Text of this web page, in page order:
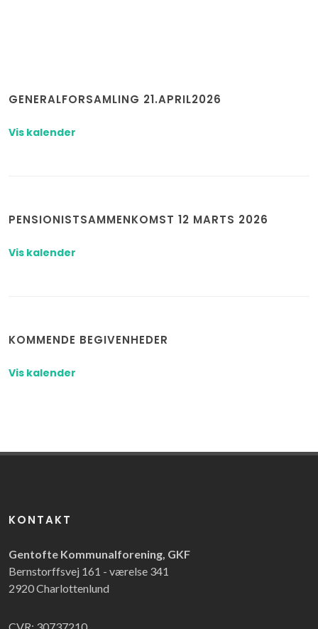
GENERALFORSAMLING 21.APRIL2026
Vis kalender
PENSIONISTSAMMENKOMST 12 MARTS 2026
Vis kalender
KOMMENDE BEGIVENHEDER
Vis kalender
KONTAKT
Gentofte Kommunalforening, GKF
Bernstorffsvej 161 - værelse 341
2920 Charlottenlund